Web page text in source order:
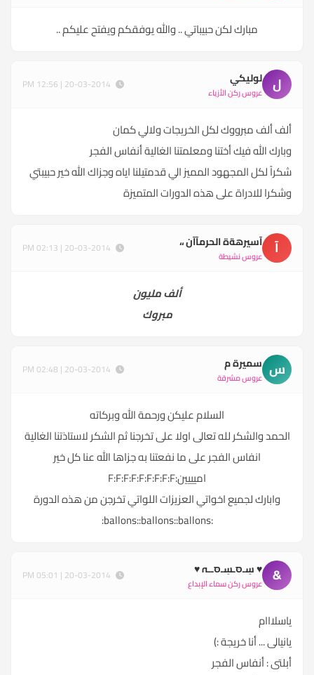
مبارك لكن حبيباتي .. والله يوفقكم ويفتح عليكم ..
ل لوليكي
عروس ركن الأزياء
ألف ألف مبرووك لكل الخريجات ولالي كمان
وبارك الله فيك أختنا ومعلمتنا الغالية أنفاس الفجر
شكراً لكل المجهود المميز الي قدمتيلنا اياه وجزاك الله خير حبيبتي
وشكرا للادراة على هذه الدورات المتميزة
آ آسيرهةة الحرمآآن ،،
عروس نشيطة
ألف مليون
مبروك
س سميرة م
عروس مشرقة
السلام عليكن ورحمة الله وبركاته
الحمد والشكر لله تعالى اولا على تخرجنا ثم الشكر لاستاذتنا الغالية
انفاس الفجر على ما نفعتنا به جزاها الله عنا كل خير
اميييين:F:F:F:F:F:F:F:F:F
وابارك لجميع اخواتي العزيزات اللواتي تخرجن من هذه الدورة
:ballons::ballons::ballons:
& ♥ سِـסּـسِـסּــہ ♥
عروس ركن سماء الإبداع
ياسلااام
يانيالى ... أنا خريجة :)
أبلتى : أنفاس الفجر